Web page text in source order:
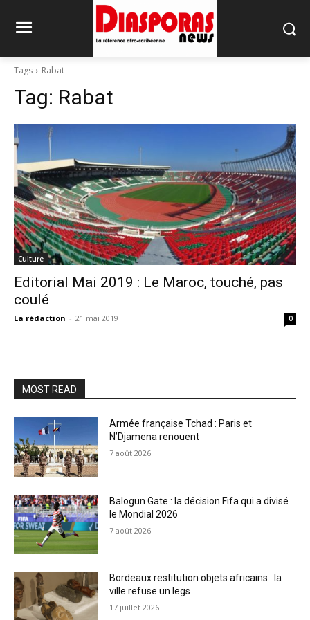
Tags Rabat
Tag: Rabat
Culture
Editorial Mai 2019 : Le Maroc, touché, pas
coulé
La rédaction - 21 mai 2019 0
MOST READ
Armée française Tchad : Paris et
N’Djamena renouent
7 août 2026
Balogun Gate : la décision Fifa qui a divisé
le Mondial 2026
7 août 2026
Bordeaux restitution objets africains : la
ville refuse un legs
17 juillet 2026